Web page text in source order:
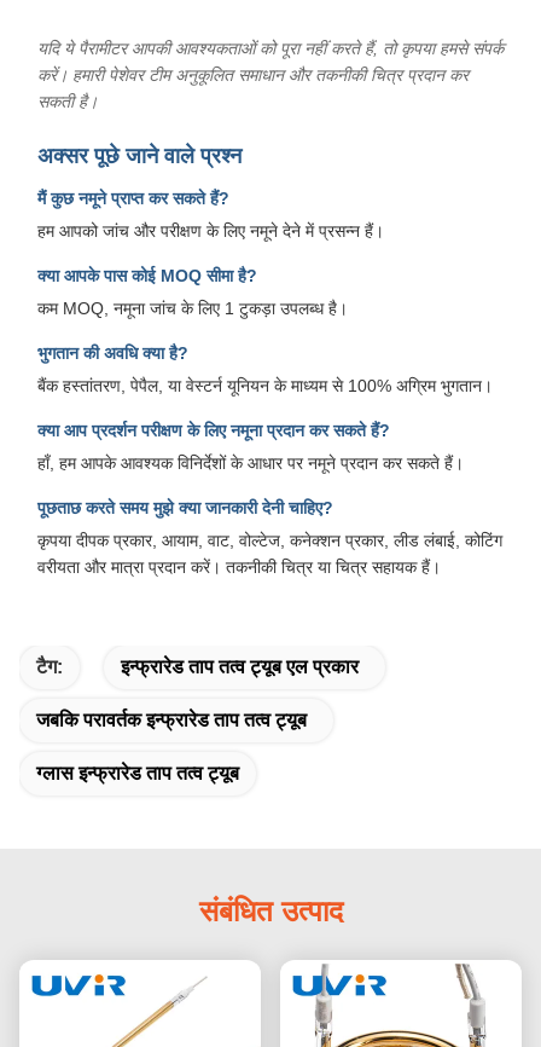
यदि ये पैरामीटर आपकी आवश्यकताओं को पूरा नहीं करते हैं, तो कृपया हमसे संपर्क
करें। हमारी पेशेवर टीम अनुकूलित समाधान और तकनीकी चित्र प्रदान कर
सकती है।
अक्सर पूछे जाने वाले प्रश्न
मैं कुछ नमूने प्राप्त कर सकते हैं?
हम आपको जांच और परीक्षण के लिए नमूने देने में प्रसन्न हैं।
क्या आपके पास कोई MOQ सीमा है?
कम MOQ, नमूना जांच के लिए 1 टुकड़ा उपलब्ध है।
भुगतान की अवधि क्या है?
बैंक हस्तांतरण, पेपैल, या वेस्टर्न यूनियन के माध्यम से 100% अग्रिम भुगतान।
क्या आप प्रदर्शन परीक्षण के लिए नमूना प्रदान कर सकते हैं?
हाँ, हम आपके आवश्यक विनिर्देशों के आधार पर नमूने प्रदान कर सकते हैं।
पूछताछ करते समय मुझे क्या जानकारी देनी चाहिए?
कृपया दीपक प्रकार, आयाम, वाट, वोल्टेज, कनेक्शन प्रकार, लीड लंबाई, कोटिंग
वरीयता और मात्रा प्रदान करें। तकनीकी चित्र या चित्र सहायक हैं।
टैग: इन्फ्रारेड ताप तत्व ट्यूब एल प्रकार
जबकि परावर्तक इन्फ्रारेड ताप तत्व ट्यूब
ग्लास इन्फ्रारेड ताप तत्व ट्यूब
संबंधित उत्पाद